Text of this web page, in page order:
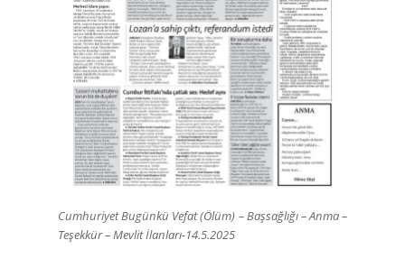
Cumhuriyet Bugünkü Vefat (Ölüm) – Başsağlığı – Anma –
Teşekkür – Mevlit İlanları-14.5.2025